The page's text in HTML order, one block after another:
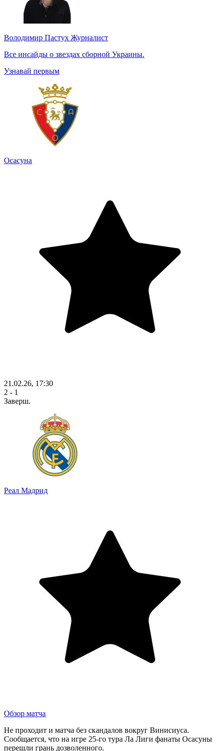
Володимир Пастух Журналист
Все инсайды о звездах сборной Украины.
Узнавай первым
Осасуна
21.02.26, 17:30
2 - 1
Заверш.
Реал Мадрид
Обзор матча
Не проходит и матча без скандалов вокруг Винисиуса.
Сообщается, что на игре 25-го тура Ла Лиги фанаты Осасуны
перешли грань дозволенного.